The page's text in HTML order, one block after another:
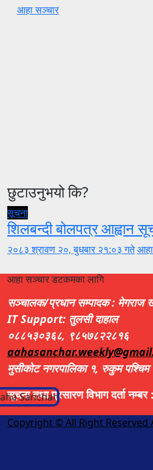
आहा सञ्चार
छुटाउनुभयो कि?
सूचना
शिलबन्दी बोलपत्र आह्वान
२०८३ श्रावण २०, बुधबार २१:०३ गते
आहा सञ्चार डटकमका लागि
सञ्चालक/प्रधान सम्पादक : मेगराज
IT Support: तुलसी दाहाल
०८८५३०३६८, ९८५७८२२८१६
मुसीकोट नगरपालिका १, रुकुम पश्चिम
सूचना तथा प्रसारण विभाग दर्ता
Copyright © All Right Reserved